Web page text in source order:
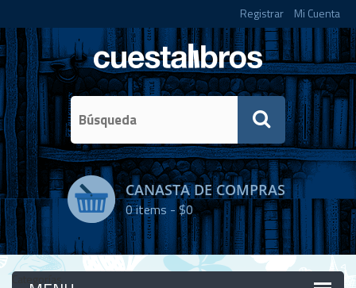
Registrar Mi Cuenta
CANASTA DE COMPRAS
0items -$0
Categorías